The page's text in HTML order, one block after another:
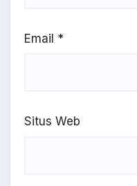
Email *
Situs Web